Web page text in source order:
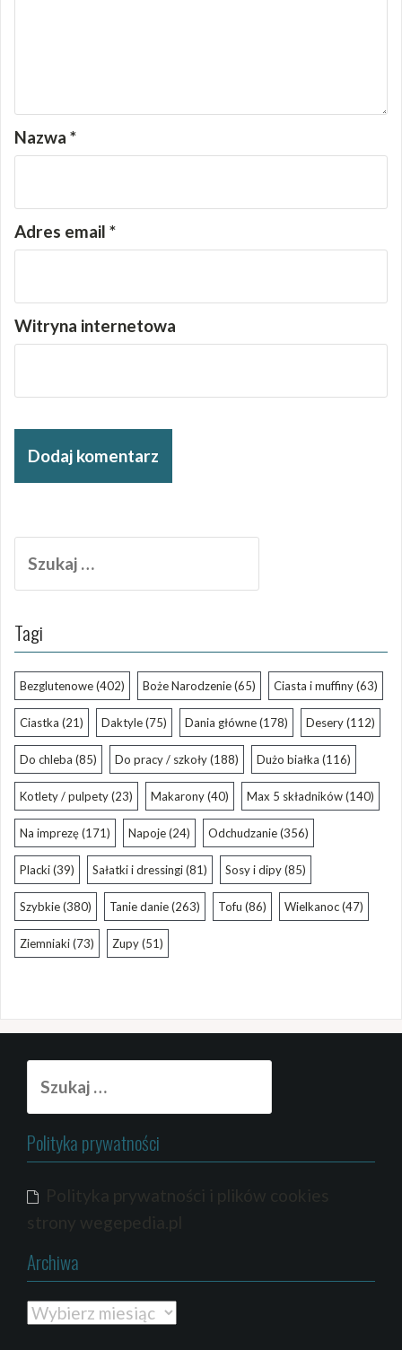
Nazwa *
Adres email *
Witryna internetowa
Tagi
Bezglutenowe(402) Boże Narodzenie(65) Ciasta i muffiny(63)
Ciastka (21) Daktyle(75) Dania główne(178) Desery(112)
Do chleba (85) Do pracy / szkoły(188) Dużo białka (116)
Kotlety / pulpety(23) Makarony(40) Max 5 składników(140)
Na imprezę(171) Napoje(24) Odchudzanie(356)
Placki(39) Sałatki i dressingi(81) Sosy i dipy(85)
Szybkie(380) Tanie danie(263) Tofu (86) Wielkanoc(47)
Ziemniaki(73) Zupy(51)
Polityka prywatności
Polityka prywatności i plików cookies
strony wegepedia.pl
Archiwa
Archiwa